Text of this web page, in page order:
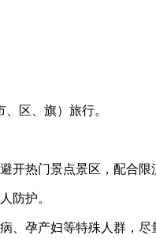
区、旗）旅行。
开热门景点景区，配合限
防护。
、孕产妇等特殊人群，尽